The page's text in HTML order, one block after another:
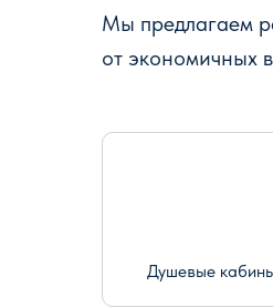
Мы предлагаем
от экономичных
Душевые